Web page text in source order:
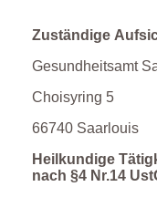
Zuständige
Gesundheitsamt
Choisyring 5
66740 Saarlouis
Heilkundige
nach §4 Nr.14